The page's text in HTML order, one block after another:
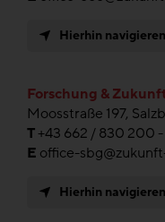
Hierhin navigieren
Forschung &
Moosstraße 197,
T+43 662 / 830 200 -
E office-
Hierhin navigieren